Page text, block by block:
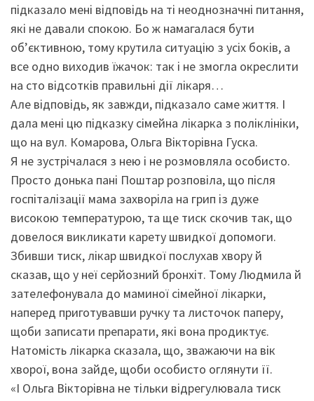
підказало мені відповідь на ті неоднозначні питання,
які не давали спокою. Бо ж намагалася бути
об’єктивною, тому крутила ситуацію з усіх боків, а
все одно виходив їжачок: так і не змогла окреслити
на сто відсотків правильні дії лікаря…
Але відповідь, як завжди, підказало саме життя. І
дала мені цю підказку сімейна лікарка з поліклініки,
що на вул. Комарова, Ольга Вікторівна Гуска.
Я не зустрічалася з нею і не розмовляла особисто.
Просто донька пані Поштар розповіла, що після
госпіталізації мама захворіла на грип із дуже
високою температурою, та ще тиск скочив так, що
довелося викликати карету швидкої допомоги.
Збивши тиск, лікар швидкої послухав хвору й
сказав, що у неї серйозний бронхіт. Тому Людмила й
зателефонувала до маминої сімейної лікарки,
наперед приготувавши ручку та листочок паперу,
щоби записати препарати, які вона продиктує.
Натомість лікарка сказала, що, зважаючи на вік
хворої, вона зайде, щоби особисто оглянути її.
«І Ольга Вікторівна не тільки відрегулювала тиск